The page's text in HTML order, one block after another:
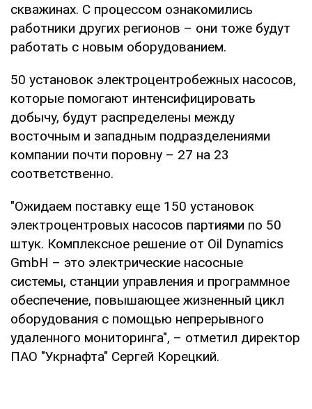
скважинах. С процессом ознакомились
работники других регионов – они тоже будут
работать с новым оборудованием.
50 установок электроцентробежных насосов,
которые помогают интенсифицировать
добычу, будут распределены между
восточным и западным подразделениями
компании почти поровну – 27 на 23
соответственно.
"Ожидаем поставку еще 150 установок
электроцентровых насосов партиями по 50
штук. Комплексное решение от Oil Dynamics
GmbH – это электрические насосные
системы, станции управления и программное
обеспечение, повышающее жизненный цикл
оборудования с помощью непрерывного
удаленного мониторинга", – отметил директор
ПАО "Укрнафта" Сергей Корецкий.